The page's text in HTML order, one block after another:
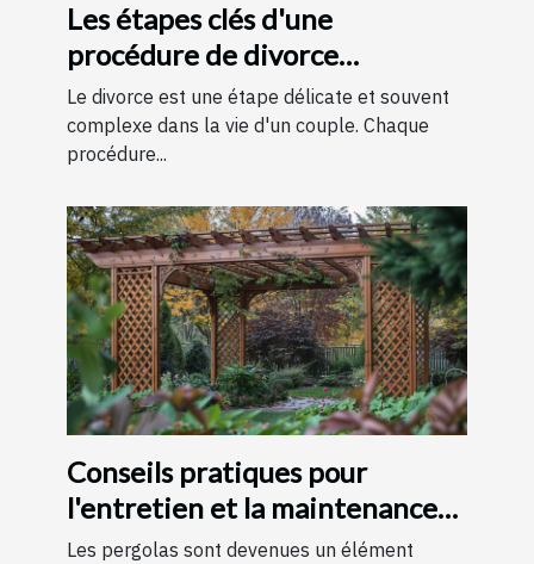
Les étapes clés d'une
procédure de divorce
expliquées simplement
Le divorce est une étape délicate et souvent
complexe dans la vie d'un couple. Chaque
procédure...
Conseils pratiques pour
l'entretien et la maintenance
des pergolas
Les pergolas sont devenues un élément